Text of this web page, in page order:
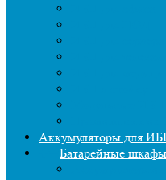
Аккумуляторы для
Батарейные